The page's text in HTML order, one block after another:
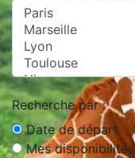
Recherche par :
Date de départ
Mes disponibilités